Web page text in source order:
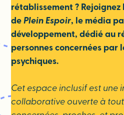
rétablissement ? Rejoignez
dePlein Espoir, le média
développement, dédié au
personnes concernées par
psychiques.
Cet espace inclusif est une
collaborative ouverte à